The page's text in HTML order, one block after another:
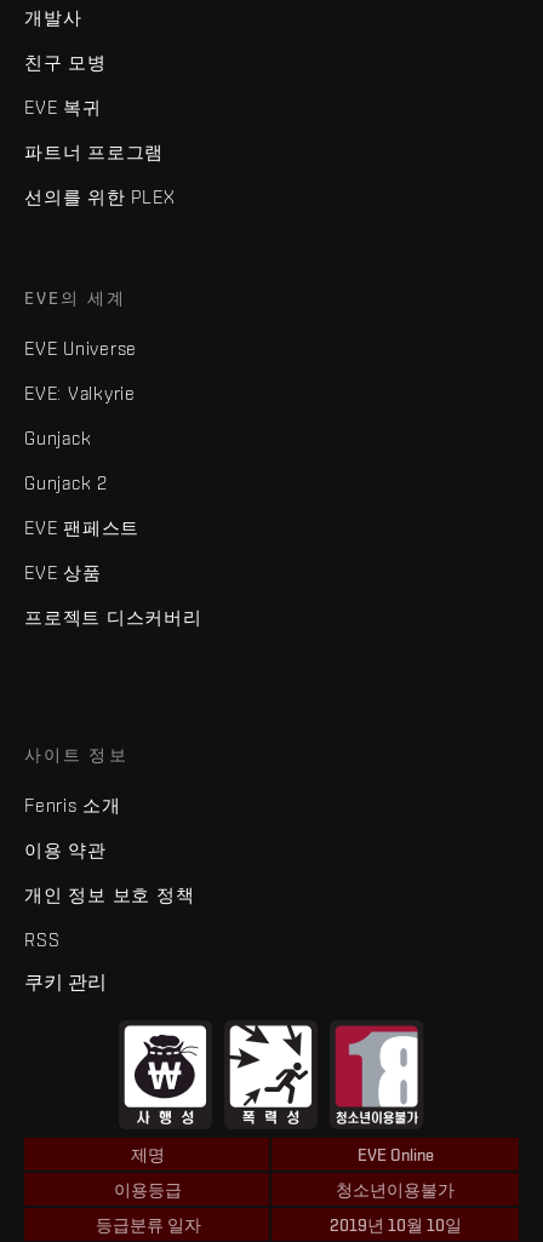
개발사
친구 모병
EVE 복귀
파트너 프로그램
선의를 위한 PLEX
EVE의 세계
EVE Universe
EVE: Valkyrie
Gunjack
Gunjack 2
EVE 팬페스트
EVE 상품
프로젝트 디스커버리
사이트 정보
Fenris 소개
이용 약관
개인 정보 보호 정책
RSS
쿠키 관리
제명
EVE Online
이용등급
청소년이용불가
등급분류 일자
2019년 10월 10일